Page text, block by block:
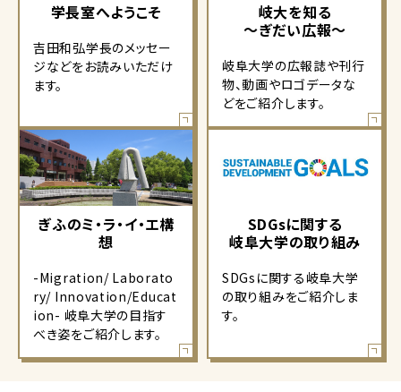
学長室へようこそ
吉田和弘学長のメッセー
ジなどをお読みいただけ
ます。
岐大を知る
～ぎだい広報～
岐阜大学の広報誌や刊行
物、動画やロゴデータな
どをご紹介します。
ぎふのミ・ラ・イ・エ構
想
-Migration/ Laborato
ry/ Innovation/Educat
ion- 岐阜大学の目指す
べき姿をご紹介します。
SDGsに関する
岐阜大学の取り組み
SDGsに関する岐阜大学
の取り組みをご紹介しま
す。